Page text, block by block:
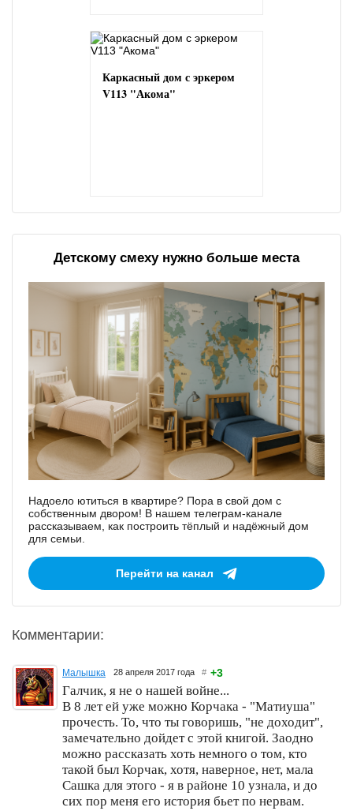
Каркасный дом с эркером
V113 "Акома"
Детскому смеху нужно больше места
Надоело ютиться в квартире? Пора в свой дом с
собственным двором! В нашем телеграм-канале
рассказываем, как построить тёплый и надёжный дом
для семьи.
Перейти на канал
Комментарии:
Малышка 28 апреля 2017 года # +3
Галчик, я не о нашей войне...
В 8 лет ей уже можно Корчака - "Матиуша"
прочесть. То, что ты говоришь, "не доходит",
замечательно дойдет с этой книгой. Заодно
можно рассказать хоть немного о том, кто
такой был Корчак, хотя, наверное, нет, мала
Сашка для этого - я в районе 10 узнала, и до
сих пор меня его история бьет по нервам.